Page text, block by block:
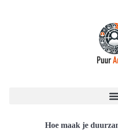
Hoe maak je